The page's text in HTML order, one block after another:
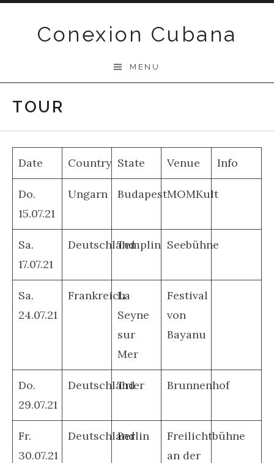
Conexion Cubana
MENU
TOUR
Date Country State Venue Info
Do.
15.07.21
Ungarn BudapestMOMKult
Sa.
17.07.21
DeutschlandTemplin Seebühne
Sa.
24.07.21
Frankreich
La
Seyne
sur
Mer
Festival
von
Bayanu
Do.
29.07.21
Deutschland
Trier Brunnenhof
Fr.
30.07.21
Deutschland
Berlin
Freilichtbühne
an der